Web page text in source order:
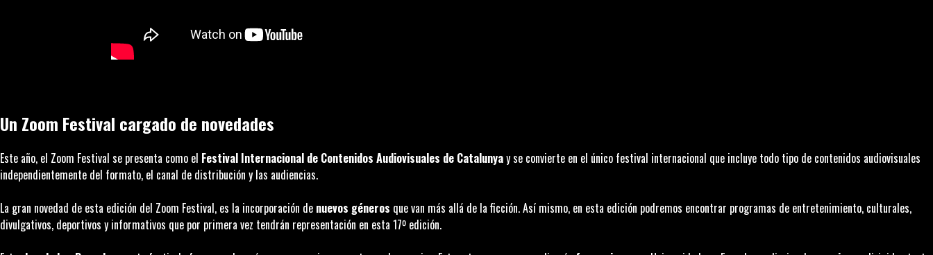
Un Zoom Festival cargado de novedades
Este año, el Zoom Festival se presenta como el Festival Internacional de Contenidos Audiovisuales de Catalunyay se convierte en el único festival internacional que incluye todo tipo de contenidos audiovisuales
independientemente del formato, el canal de distribución y las audiencias.
La gran novedad de esta edición del Zoom Festival, es la incorporación de nuevos géneros que van más allá de la ficción. Así mismo, en esta edición podremos encontrar programas de entretenimiento, culturales,
divulgativos, deportivos y informativos que por primera vez tendrán representación en esta 17º edición.